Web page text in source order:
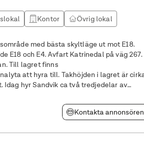
Kontor Övrig lokal
med bästa skyltläge ut mot E18.
E18 och E4. Avfart Katrinedal på väg 267.
Till lagret finns
Takhöjden i lagret är cirka
hyr Sandvik ca två tredjedelar av
Kontakta annonsören